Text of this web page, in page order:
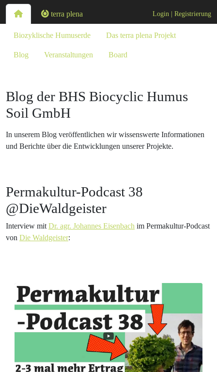
terra plena Login Registrierung
Navigation überspringen
Biozyklische Humuserde Das terra plena Projekt
Blog Veranstaltungen Board
Blog der BHS Biocyclic Humus
Soil GmbH
In unserem Blog veröffentlichen wir wissenswerte Informationen
und Berichte über die Entwicklungen unserer Projekte.
Permakultur-Podcast 38
@DieWaldgeister
Interview mit Dr. agr. Johannes Eisenbach im Permakultur-Podcast
von Die Waldgeister: